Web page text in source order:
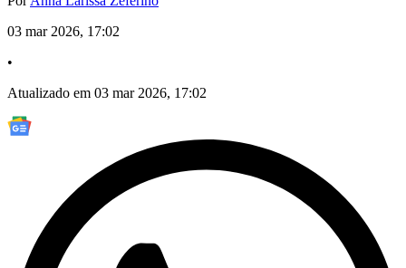
03 mar 2026, 17:02
•
Atualizado em 03 mar 2026, 17:02